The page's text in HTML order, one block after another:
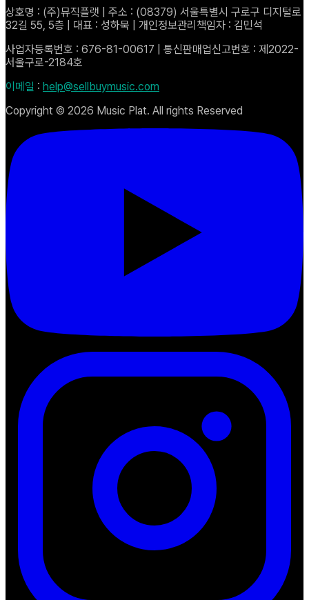
상호명 : (주)뮤직플랫 | 주소 : (08379) 서울특별시 구로구 디지털로
32길 55, 5층 | 대표 : 성하묵 | 개인정보관리책임자 : 김민석
사업자등록번호 : 676-81-00617 | 통신판매업신고번호 : 제2022-
서울구로-2184호
이메일 : help@sellbuymusic.com
Copyright © 2026 Music Plat. All rights Reserved